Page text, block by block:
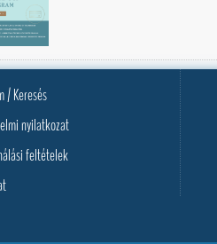
/ Keresés
nyilatkozat
feltételek